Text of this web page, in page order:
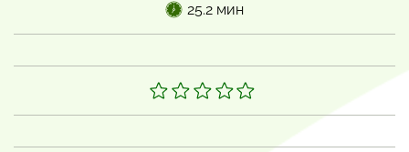
25.2 мин